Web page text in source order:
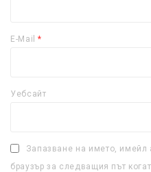
E-Mail*
Уебсайт
Запазване на името, имейл
браузър за следващия път